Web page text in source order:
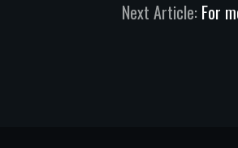
Next Article: For